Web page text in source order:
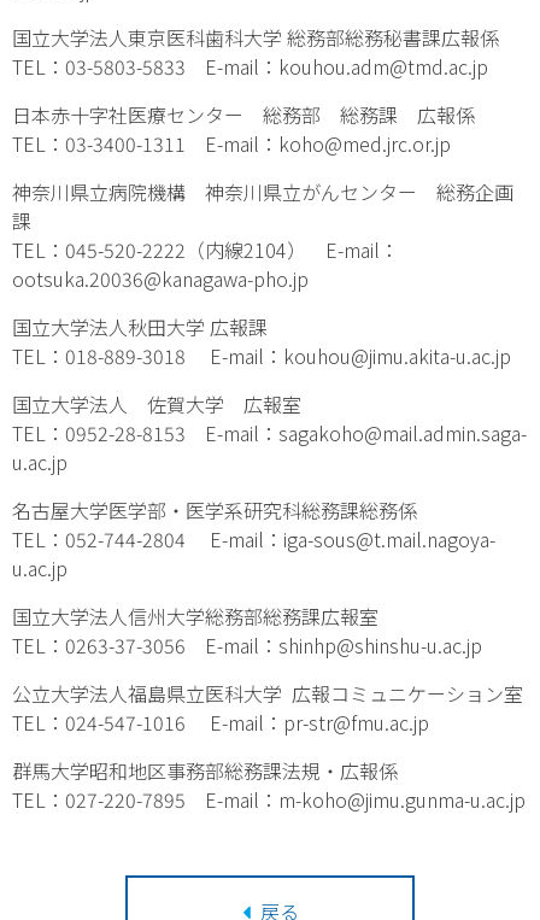
国立大学法人東京医科歯科大学 総務部総務秘書課広報係
TEL：03-5803-5833 E-mail：kouhou.adm@tmd.ac.jp
日本赤十字社医療センター 総務部 総務課 広報係
TEL：03-3400-1311 E-mail：koho@med.jrc.or.jp
神奈川県立病院機構 神奈川県立がんセンター 総務企画
課
TEL：045-520-2222（内線2104） E-mail：
ootsuka.20036@kanagawa-pho.jp
国立大学法人秋田大学 広報課
TEL：018-889-3018 E-mail：kouhou@jimu.akita-u.ac.jp
国立大学法人 佐賀大学 広報室
TEL：0952-28-8153 E-mail：sagakoho@mail.admin.saga-
u.ac.jp
名古屋大学医学部・医学系研究科総務課総務係
TEL：052-744-2804 E-mail：iga-sous@t.mail.nagoya-
u.ac.jp
国立大学法人信州大学総務部総務課広報室
TEL：0263-37-3056 E-mail：shinhp@shinshu-u.ac.jp
公立大学法人福島県立医科大学 広報コミュニケーション室
TEL：024-547-1016 E-mail：pr-str@fmu.ac.jp
群馬大学昭和地区事務部総務課法規・広報係
TEL：027-220-7895 E-mail：m-koho@jimu.gunma-u.ac.jp
戻る